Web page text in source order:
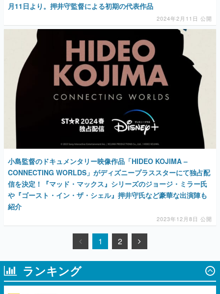
月11日より。押井守監督による初期の代表作品
2024年2月11日 公開
小島監督のドキュメンタリー映像作品「HIDEO KOJIMA –
CONNECTING WORLDS」がディズニープラススターにて独占配
信を決定！『マッド・マックス』シリーズのジョージ・ミラー氏
や『ゴースト・イン・ザ・シェル』押井守氏など豪華な出演陣も
紹介
2023年12月8日 公開
1 2
ランキング